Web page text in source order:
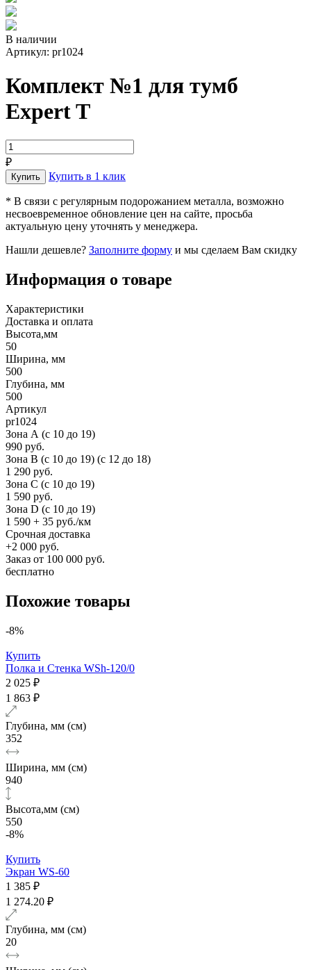
В наличии
Артикул: pr1024
Комплект №1 для тумб
Expert T
₽
Купить в 1 клик
* В связи с регулярным подорожанием металла, возможно
несвоевременное обновление цен на сайте, просьба
актуальную цену уточнять у менеджера.
Нашли дешевле? Заполните форму и мы сделаем Вам скидку
Информация о товаре
Характеристики
Доставка и оплата
Высота,мм
50
Ширина, мм
500
Глубина, мм
500
Артикул
pr1024
Зона А (c 10 до 19)
990 руб.
Зона B (c 10 до 19) (c 12 до 18)
1 290 руб.
Зона C (c 10 до 19)
1 590 руб.
Зона D (c 10 до 19)
1 590 + 35 руб./км
Срочная доставка
+2 000 руб.
Заказ от 100 000 руб.
бесплатно
Похожие товары
-8%
Купить
Полка и Стенка WSh-120/0
2 025 ₽
1 863 ₽
Глубина, мм (см)
352
Ширина, мм (см)
940
Высота,мм (см)
550
-8%
Купить
Экран WS-60
1 385 ₽
1 274.20 ₽
Глубина, мм (см)
20